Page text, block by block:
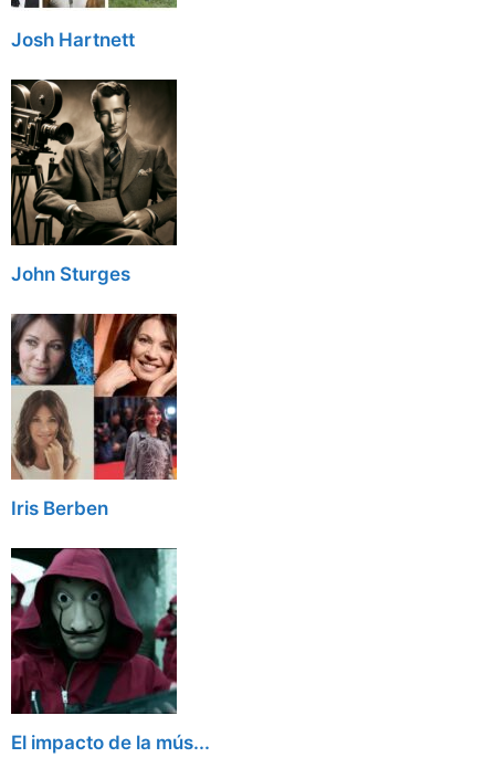
Josh Hartnett
John Sturges
Iris Berben
El impacto de la mús...